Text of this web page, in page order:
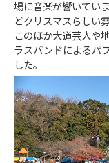
場に音楽が響いてい
どクリスマスらしい
このほか大道芸人や
ラスバンドによるパ
した。